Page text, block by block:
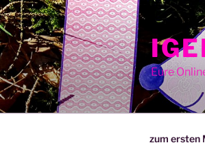
Zum
Inhalt
springen
Eure
zum ersten